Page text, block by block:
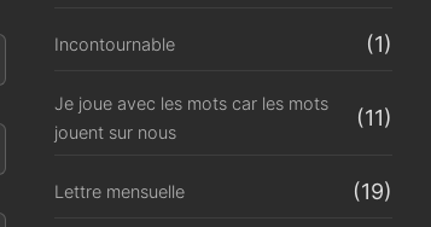
Incontournable (1)
Je joue avec les mots car les mots
jouent sur nous
(11)
Lettre mensuelle (19)